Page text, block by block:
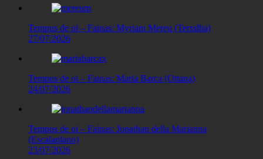
Tempus de oi – Fainas: Myriam Mereu (Terralba)
27/07/2026
Tempus de oi – Fainas: Maria Barca (Ottana)
24/07/2026
Tempus de oi – Fainas: Jonathan della Marianna
(Escalaplano)
23/07/2026